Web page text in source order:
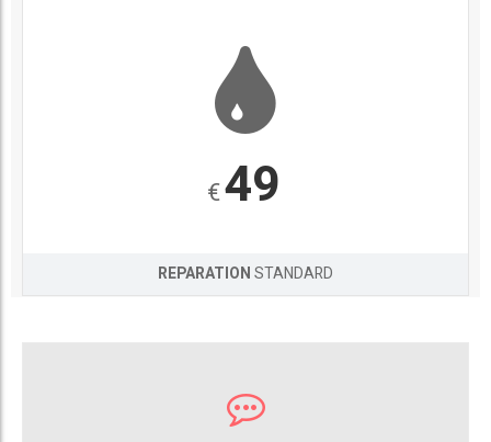
€49
REPARATIONSTANDARD